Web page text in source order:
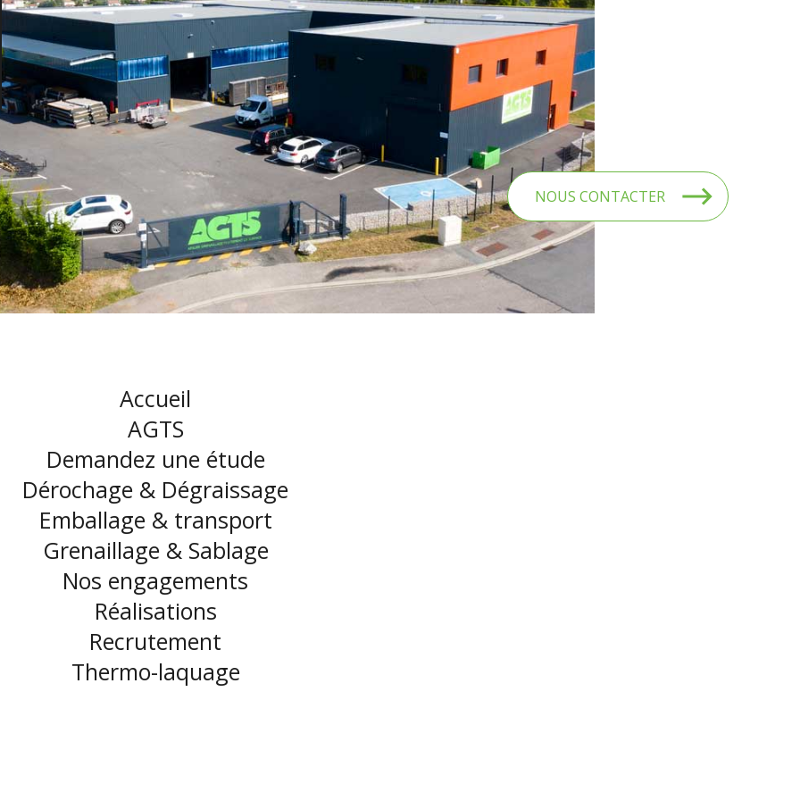
NOUS CONTACTER
Accueil
AGTS
Demandez une étude
Dérochage & Dégraissage
Emballage & transport
Grenaillage & Sablage
Nos engagements
Réalisations
Recrutement
Thermo-laquage